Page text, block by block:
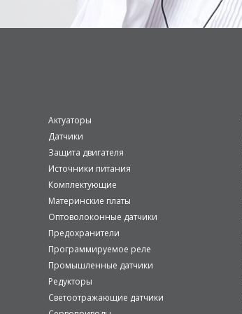
Актуаторы
Датчики
Защита двигателя
Источники питания
Комплектующие
Материнские платы
Оптоволоконные датчики
Предохранители
Программируемое реле
Промышленные датчики
Редукторы
Светоотражающие датчики